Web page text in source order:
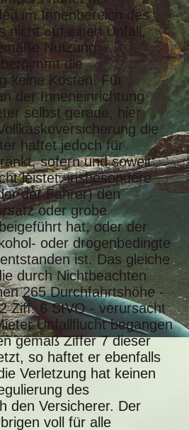
im Innenbereich des
nicht auf einen Unfall,
Nutzung
die
keine Kosten. Für
der Inneneinrichtung
selbst gerade, hier
die
haftet jedoch für
sofern und soweit
leistet, insbesondere
der Fahrer) den
oder grobe
hat, oder der
oder drogenbedingte
ist. Das gleiche
durch Nichtbeachten
265 Durchfahrtshöhe -
Ziff. 6 StVO - verursacht
Unfallflucht begangen
gemäß Ziffer 7 dieser
so haftet er ebenfalls
Verletzung hat keinen
des
den Versicherer. Der
voll für alle